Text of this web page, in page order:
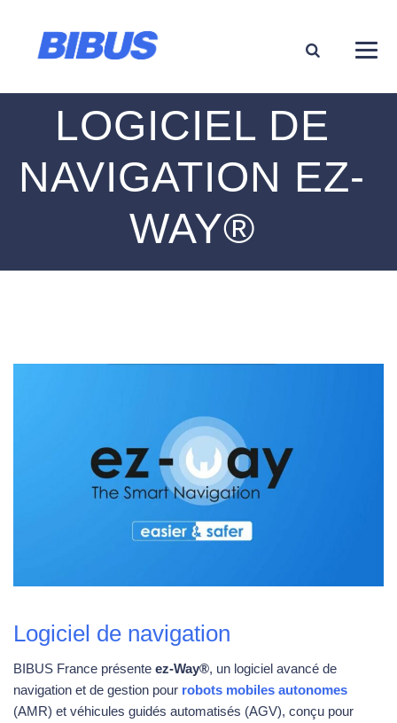
LOGICIEL DE
NAVIGATION EZ-
WAY®
Logiciel de navigation
BIBUS France présente ez-Way®, un logiciel avancé de
navigation et de gestion pour robots mobiles autonomes
(AMR) et véhicules guidés automatisés (AGV), conçu pour